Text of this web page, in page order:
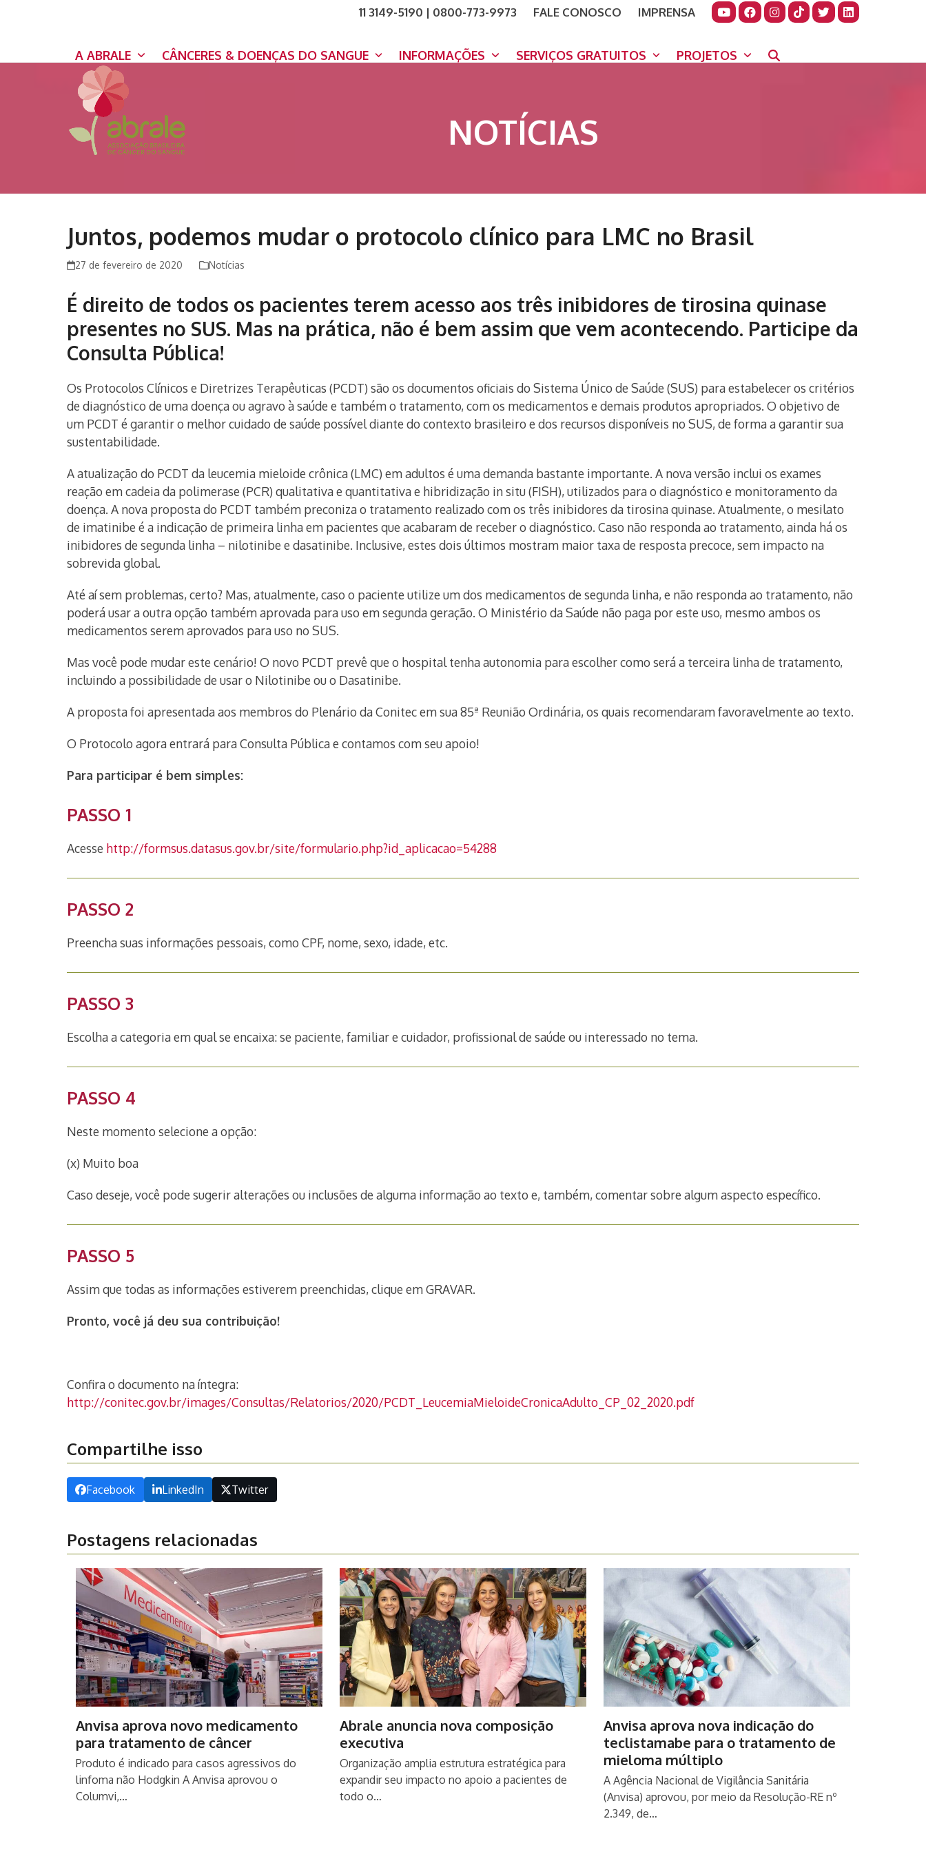
11 3149-5190 | 0800-773-9973 FALE CONOSCO
IMPRENSA
A ABRALE CÂNCERES & DOENÇAS DO SANGUE INFORMAÇÕES SERVIÇOS GRATUITOS PROJETOS
NOTÍCIAS
Juntos, podemos mudar o protocolo clínico para LMC no Brasil
27 de fevereiro de 2020 Notícias
É direito de todos os pacientes terem acesso aos três inibidores de tirosina quinase
presentes no SUS. Mas na prática, não é bem assim que vem acontecendo. Participe da
Consulta Pública!
Os Protocolos Clínicos e Diretrizes Terapêuticas (PCDT) são os documentos oficiais do Sistema Único de Saúde (SUS) para estabelecer os critérios
de diagnóstico de uma doença ou agravo à saúde e também o tratamento, com os medicamentos e demais produtos apropriados. O objetivo de
um PCDT é garantir o melhor cuidado de saúde possível diante do contexto brasileiro e dos recursos disponíveis no SUS, de forma a garantir sua
sustentabilidade.
A atualização do PCDT da leucemia mieloide crônica (LMC) em adultos é uma demanda bastante importante. A nova versão inclui os exames
reação em cadeia da polimerase (PCR) qualitativa e quantitativa e hibridização in situ (FISH), utilizados para o diagnóstico e monitoramento da
doença. A nova proposta do PCDT também preconiza o tratamento realizado com os três inibidores da tirosina quinase. Atualmente, o mesilato
de imatinibe é a indicação de primeira linha em pacientes que acabaram de receber o diagnóstico. Caso não responda ao tratamento, ainda há os
inibidores de segunda linha – nilotinibe e dasatinibe. Inclusive, estes dois últimos mostram maior taxa de resposta precoce, sem impacto na
sobrevida global.
Até aí sem problemas, certo? Mas, atualmente, caso o paciente utilize um dos medicamentos de segunda linha, e não responda ao tratamento, não
poderá usar a outra opção também aprovada para uso em segunda geração. O Ministério da Saúde não paga por este uso, mesmo ambos os
medicamentos serem aprovados para uso no SUS.
Mas você pode mudar este cenário! O novo PCDT prevê que o hospital tenha autonomia para escolher como será a terceira linha de tratamento,
incluindo a possibilidade de usar o Nilotinibe ou o Dasatinibe.
A proposta foi apresentada aos membros do Plenário da Conitec em sua 85ª Reunião Ordinária, os quais recomendaram favoravelmente ao texto.
O Protocolo agora entrará para Consulta Pública e contamos com seu apoio!
Para participar é bem simples:
PASSO 1
Acesse http://formsus.datasus.gov.br/site/formulario.php?id_aplicacao=54288
PASSO 2
Preencha suas informações pessoais, como CPF, nome, sexo, idade, etc.
PASSO 3
Escolha a categoria em qual se encaixa: se paciente, familiar e cuidador, profissional de saúde ou interessado no tema.
PASSO 4
Neste momento selecione a opção:
(x) Muito boa
Caso deseje, você pode sugerir alterações ou inclusões de alguma informação ao texto e, também, comentar sobre algum aspecto específico.
PASSO 5
Assim que todas as informações estiverem preenchidas, clique em GRAVAR.
Pronto, você já deu sua contribuição!
Confira o documento na íntegra:
http://conitec.gov.br/images/Consultas/Relatorios/2020/PCDT_LeucemiaMieloideCronicaAdulto_CP_02_2020.pdf
Compartilhe isso
Facebook LinkedIn Twitter
Postagens relacionadas
Anvisa aprova novo medicamento
para tratamento de câncer
Produto é indicado para casos agressivos do
linfoma não Hodgkin A Anvisa aprovou o
Columvi,…
Abrale anuncia nova composição
executiva
Organização amplia estrutura estratégica para
expandir seu impacto no apoio a pacientes de
todo o…
Anvisa aprova nova indicação do
teclistamabe para o tratamento de
mieloma múltiplo
A Agência Nacional de Vigilância Sanitária
(Anvisa) aprovou, por meio da Resolução-RE nº
2.349, de…